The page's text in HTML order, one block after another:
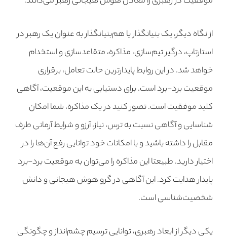
از نگاه دیگر، یک بنیانگذار یا هم‌بنیانگذار به عنوان یک رهبر در
استارتاپ، درگیر تیم‌سازی، مذاکره، متقاعد‌سازی و استخدام
خواهد شد. در این روابط پایدارترین حالت تعامل، برقراری
موقعیت برد-برد است. برای دستیابی به این موقعیت، آگاهی
کلید موفقیت است. تصور کنید در یک مذاکره، شما امکان
شناسایی و آگاهی نسبت به ترس، نیاز، آرزو و شرایط آرمانی طرف
مقابل را داشته باشید و با امکانات خود توانایی رفع آن‌ها را در
اختیار دارید. طبیعتا این مذاکره را می‌توان به موقعیت برد-برد
پایدار هدایت کرد. این آگاهی در گرو هوش هیجانی و دانش
شخصیت‌شناسی است.
یکی دیگر از ابعاد رهبری، توانایی ترسیم چشم‌انداز و چگونگی